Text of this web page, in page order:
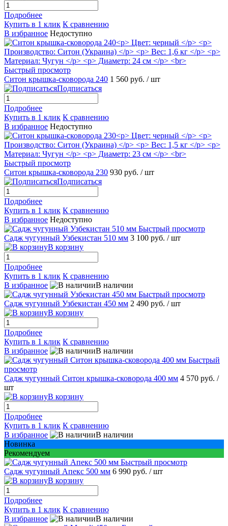
Подробнее
Купить в 1 клик К сравнению
В избранное Недоступно
Быстрый просмотр
Ситон крышка-сковорода 240 1 560 руб. / шт
Подписаться
Подробнее
Купить в 1 клик К сравнению
В избранное Недоступно
Быстрый просмотр
Ситон крышка-сковорода 230 930 руб. / шт
Подписаться
Подробнее
Купить в 1 клик К сравнению
В избранное Недоступно
Быстрый просмотр
Садж чугунный Узбекистан 510 мм 3 100 руб. / шт
В корзину
Подробнее
Купить в 1 клик К сравнению
В избранное
В наличии
Быстрый просмотр
Садж чугунный Узбекистан 450 мм 2 490 руб. / шт
В корзину
Подробнее
Купить в 1 клик К сравнению
В избранное
В наличии
Быстрый
просмотр
Садж чугунный Ситон крышка-сковорода 400 мм 4 570 руб. /
шт
В корзину
Подробнее
Купить в 1 клик К сравнению
В избранное
В наличии
Новинка
Рекомендуем
Быстрый просмотр
Садж чугунный Апекс 500 мм 6 990 руб. / шт
В корзину
Подробнее
Купить в 1 клик К сравнению
В избранное
В наличии